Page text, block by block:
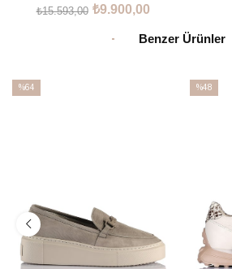
₺9.900,00
₺15.593,00
Benzer Ürünler
%64
%48